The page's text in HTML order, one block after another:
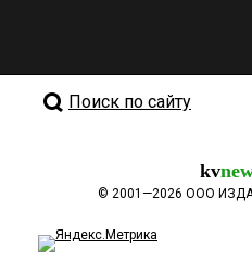
Поиск по сайту
kv
© 2001—2026 ООО